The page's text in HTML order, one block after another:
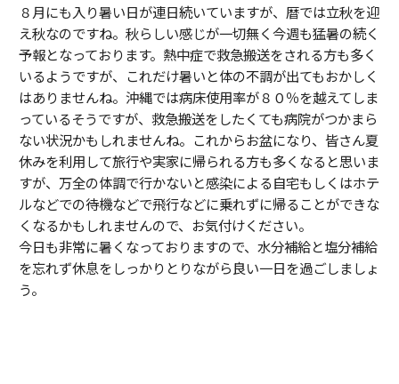
８月にも入り暑い日が連日続いていますが、暦では立秋を迎
え秋なのですね。秋らしい感じが一切無く今週も猛暑の続く
予報となっております。熱中症で救急搬送をされる方も多く
いるようですが、これだけ暑いと体の不調が出てもおかしく
はありませんね。沖縄では病床使用率が８０％を越えてしま
っているそうですが、救急搬送をしたくても病院がつかまら
ない状況かもしれませんね。これからお盆になり、皆さん夏
休みを利用して旅行や実家に帰られる方も多くなると思いま
すが、万全の体調で行かないと感染による自宅もしくはホテ
ルなどでの待機などで飛行などに乗れずに帰ることができな
くなるかもしれませんので、お気付けください。
今日も非常に暑くなっておりますので、水分補給と塩分補給
を忘れず休息をしっかりとりながら良い一日を過ごしましょ
う。